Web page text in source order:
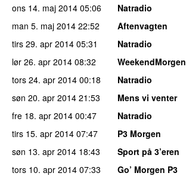
ons 14. maj 2014 05:06
Natradio
man 5. maj 2014 22:52
Aftenvagten
tirs 29. apr 2014 05:31
Natradio
lør 26. apr 2014 08:32
WeekendMorgen
tors 24. apr 2014 00:18
Natradio
søn 20. apr 2014 21:53
Mens vi venter
fre 18. apr 2014 00:47
Natradio
tirs 15. apr 2014 07:47
P3 Morgen
søn 13. apr 2014 18:43
Sport på 3’eren
tors 10. apr 2014 07:33
Go’ Morgen P3